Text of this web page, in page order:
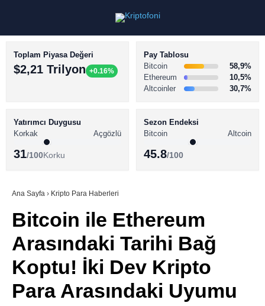
Youtube
TikTok
Pinterest
BİTCOİN HABERLERİ
ALTCOİN HABERLERİ
SÖZLÜK
Toplam Piyasa Değeri
$2,21 Trilyon +0.16%
Pay Tablosu
Bitcoin
58,9%
Ethereum
10,5%
Altcoinler
30,7%
Yatırımcı Duygusu
Korkak
Açgözlü
31/100Korku
Sezon Endeksi
Bitcoin
Altcoin
45.8/100
Ana Sayfa › Kripto Para Haberleri
Bitcoin ile Ethereum
Arasındaki Tarihi Bağ
Koptu! İki Dev Kripto
Para Arasındaki Uyumu